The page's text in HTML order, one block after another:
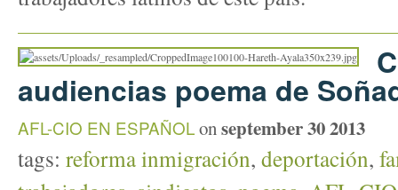
audiencias poema de
AFL-CIO EN ESPAÑOLon september 30 2013
tags: reforma inmigración, deportación,